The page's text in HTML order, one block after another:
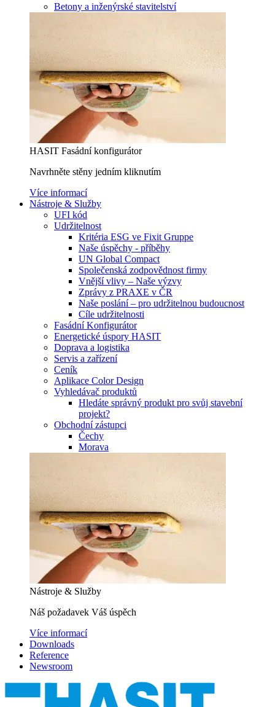
Betony a inženýrské stavitelství
HASIT Fasádní konfigurátor
Navrhněte stěny jedním kliknutím
Více informací
Nástroje & Služby
UFI kód
Udržitelnost
Kritéria ESG ve Fixit Gruppe
Naše úspěchy - příběhy
UN Global Compact
Společenská zodpovědnost firmy
Vnější vlivy – Naše výzvy
Zprávy z PRAXE v ČR
Naše poslání – pro udržitelnou budoucnost
Cíle udržitelnosti
Fasádní Konfigurátor
Energetické úspory HASIT
Doprava a logistika
Servis a zařízení
Ceník
Aplikace Color Design
Vyhledávač produktů
Hledáte správný produkt pro svůj stavební
projekt?
Obchodní zástupci
Čechy
Morava
Nástroje & Služby
Náš požadavek Váš úspěch
Více informací
Downloads
Reference
Newsroom